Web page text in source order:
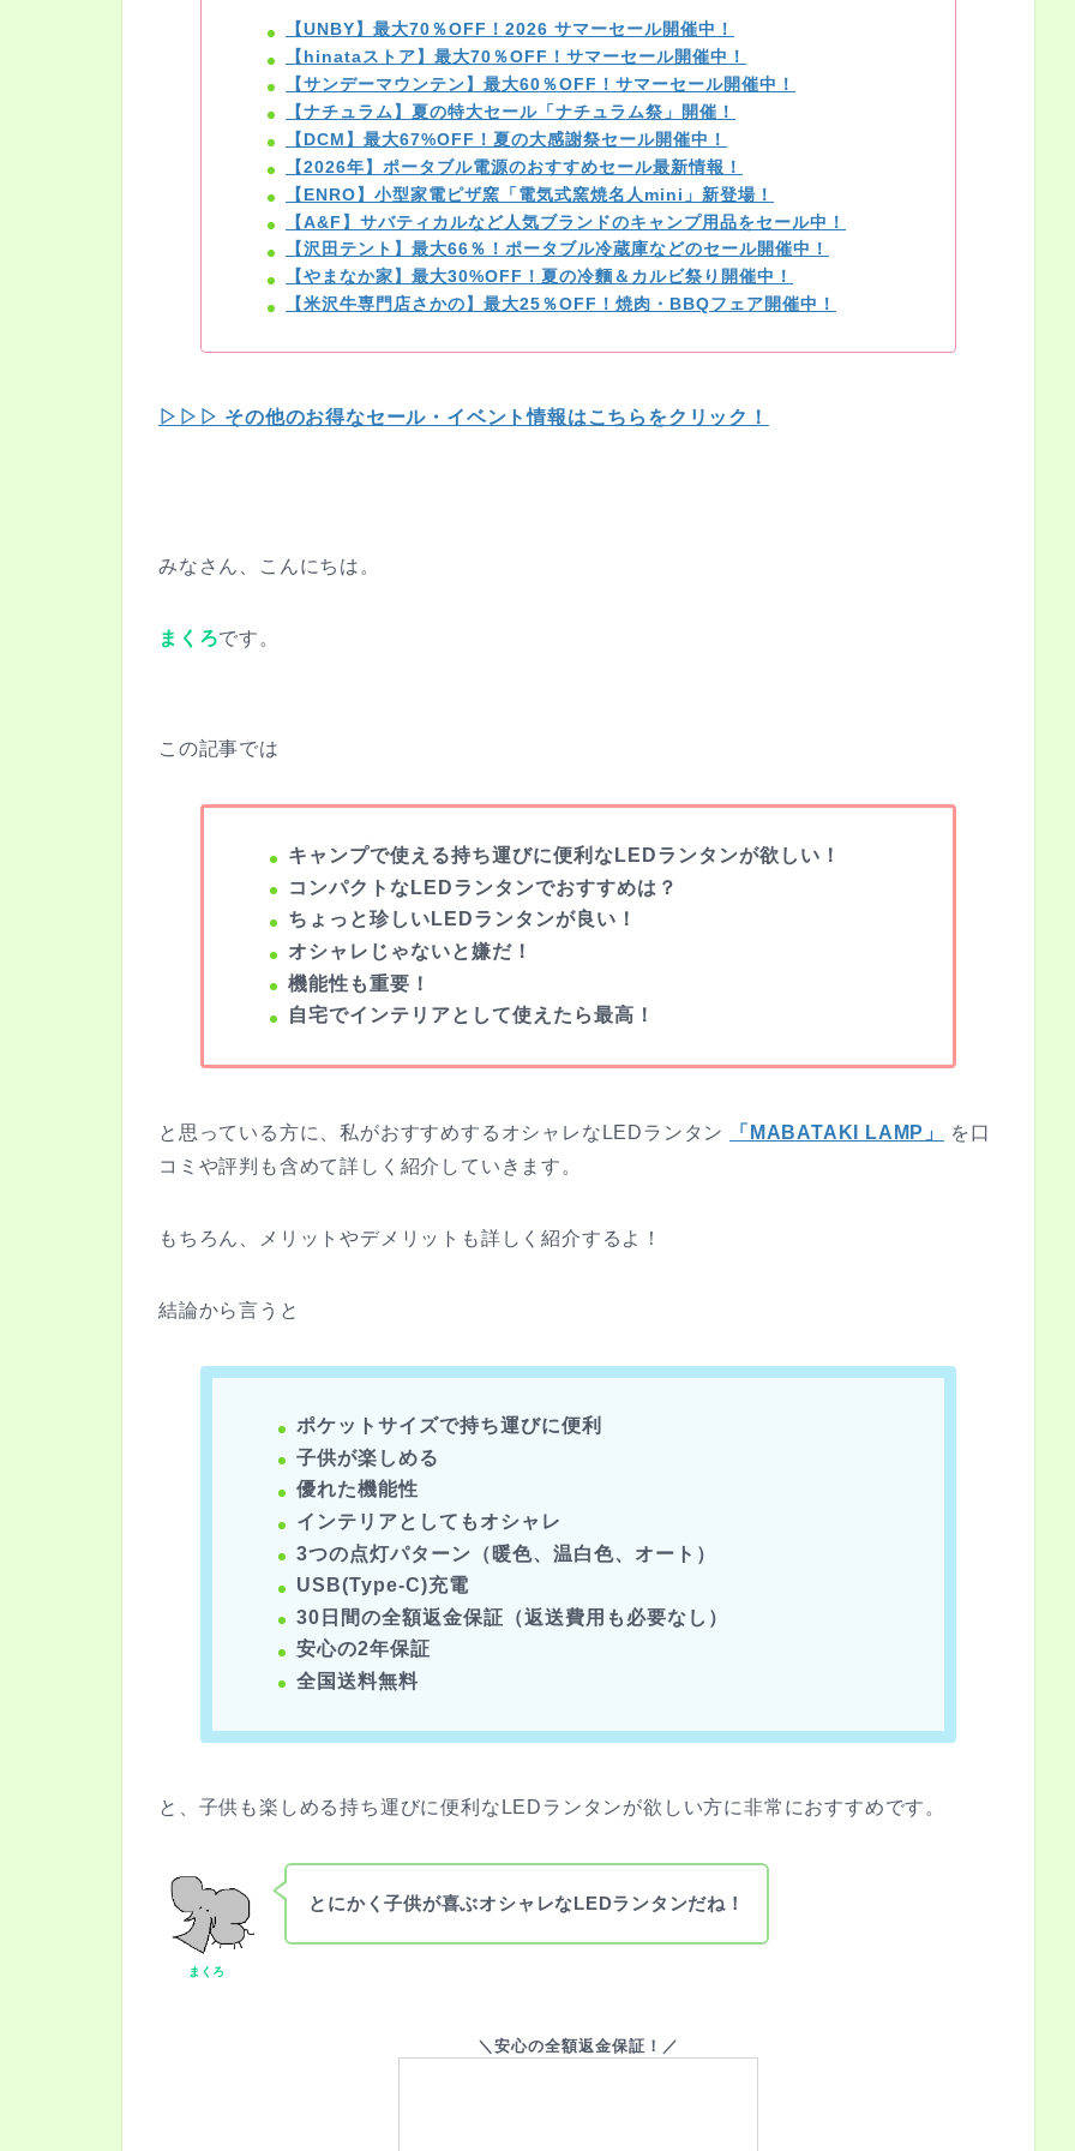
【UNBY】最大70％OFF！2026 サマーセール開催中！
【hinataストア】最大70％OFF！サマーセール開催中！
【サンデーマウンテン】最大60％OFF！サマーセール開催中！
【ナチュラム】夏の特大セール「ナチュラム祭」開催！
【DCM】最大67%OFF！夏の大感謝祭セール開催中！
【2026年】ポータブル電源のおすすめセール最新情報！
【ENRO】小型家電ピザ窯「電気式窯焼名人mini」新登場！
【A&F】サバティカルなど人気ブランドのキャンプ用品をセール中！
【沢田テント】最大66％！ポータブル冷蔵庫などのセール開催中！
【やまなか家】最大30%OFF！夏の冷麵＆カルビ祭り開催中！
【米沢牛専門店さかの】最大25％OFF！焼肉・BBQフェア開催中！
▷▷▷ その他のお得なセール・イベント情報はこちらをクリック！
みなさん、こんにちは。
まくろです。
この記事では
キャンプで使える持ち運びに便利なLEDランタンが欲しい！
コンパクトなLEDランタンでおすすめは？
ちょっと珍しいLEDランタンが良い！
オシャレじゃないと嫌だ！
機能性も重要！
自宅でインテリアとして使えたら最高！
と思っている方に、私がおすすめするオシャレなLEDランタン 「MABATAKI LAMP」
を口
コミや評判も含めて詳しく紹介していきます。
もちろん、メリットやデメリットも詳しく紹介するよ！
結論から言うと
ポケットサイズで持ち運びに便利
子供が楽しめる
優れた機能性
インテリアとしてもオシャレ
3つの点灯パターン（暖色、温白色、オート）
USB(Type-C)充電
30日間の全額返金保証（返送費用も必要なし）
安心の2年保証
全国送料無料
と、子供も楽しめる持ち運びに便利なLEDランタンが欲しい方に非常におすすめです。
まくろ
とにかく子供が喜ぶオシャレなLEDランタンだね！
＼安心の全額返金保証！／